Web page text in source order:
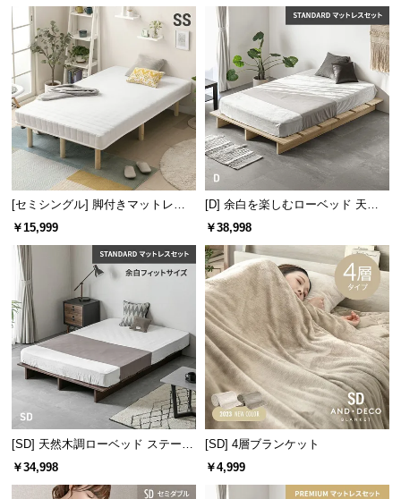
い
て
お
客
サ
知
ら
せ
ロ
グ
[セミシングル] 脚付きマットレス
脚長25cm ボンネルコイル
￥15,999
[D] 余白を楽しむローベッド 天然
木調 ステージベッド マットレス付
￥38,998
[SD] 天然木調ローベッド ステージ
ベッド マットレス付き（余白フィ
￥34,998
[SD] 4層ブランケット
￥4,999